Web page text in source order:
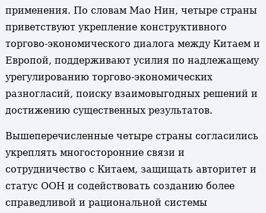
применения. По словам Мао Нин, четыре страны
приветствуют укрепление конструктивного
торгово-экономического диалога между Китаем и
Европой, поддерживают усилия по надлежащему
урегулированию торгово-экономических
разногласий, поиску взаимовыгодных решений и
достижению существенных результатов.
Вышеперечисленные четыре страны согласились
укреплять многосторонние связи и
сотрудничество с Китаем, защищать авторитет и
статус ООН и содействовать созданию более
справедливой и рациональной системы